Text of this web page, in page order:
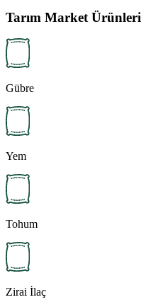
Tarım Market Ürünleri
Gübre
Yem
Tohum
Zirai İlaç